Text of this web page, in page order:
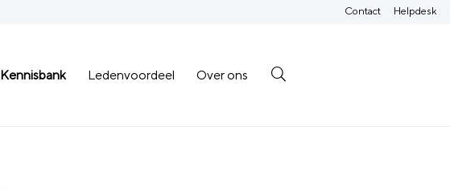
Kennisbank Ledenvoordeel Over ons
Contact Helpdesk